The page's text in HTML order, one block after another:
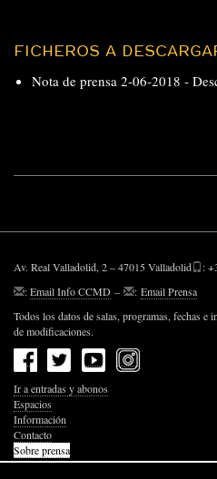
FICHEROS A
Nota de prensa 2-06-2018 -
Av. Real Valladolid, 2 – 47015 Valladolid
:
:Email Info CCMD – : Email Prensa
Todos los datos de salas, programas, fechas e
de modificaciones.
Ir a entradas y abonos
Espacios
Información
Contacto
Sobre prensa
Política de Privacidad